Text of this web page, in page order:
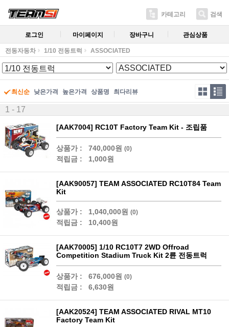
카테고리 검색
로그인 마이페이지 장바구니 관심상품
전동자동차 1/10 전동트럭 ASSOCIATED
최신순 낮은가격 높은가격 상품명 최다리뷰
1 - 17
[AAK7004] RC10T Factory Team Kit - 조립품
상품가 : 740,000원 (0)
적립금 : 1,000원
[AAK90057] TEAM ASSOCIATED RC10T84 Team
Kit
상품가 : 1,040,000원 (0)
적립금 : 10,400원
[AAK70005] 1/10 RC10T7 2WD Offroad
Competition Stadium Truck Kit 2륜 전동트럭
상품가 : 676,000원 (0)
적립금 : 6,630원
[AAK20524] TEAM ASSOCIATED RIVAL MT10
Factory Team Kit